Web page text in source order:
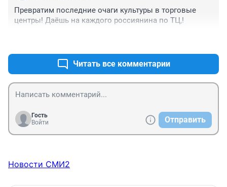
Превратим последние очаги культуры в торговые
центры! Даёшь на каждого россиянина по ТЦ,!
Читать все комментарии
Гость
Войти
Отправить
Новости СМИ2